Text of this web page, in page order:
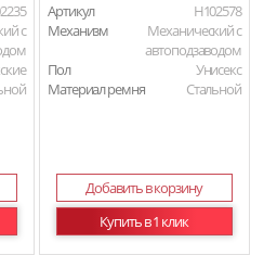
с
Артикул
H102578
Механизм
Механический с
автоподзаводом
Пол
Унисекс
Материал ремня
Стальной
Добавить в корзину
Купить в 1 клик